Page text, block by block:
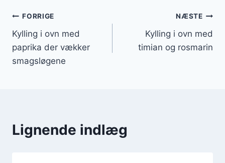
Indlægsnavigation
FORRIGE
Kylling i ovn med
paprika der vækker
smagsløgene
NÆSTE
Kylling i ovn med
timian og rosmarin
Lignende indlæg